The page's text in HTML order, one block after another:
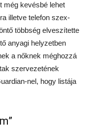
még kevésbé lehet
illetve telefon szex-
többség elveszítette
anyagi helyzetben
a nőknek méghozzá
szervezetének
nel, hogy listája